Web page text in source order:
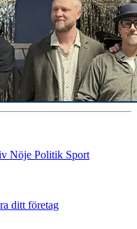
Nöje Politik Sport
ditt företag